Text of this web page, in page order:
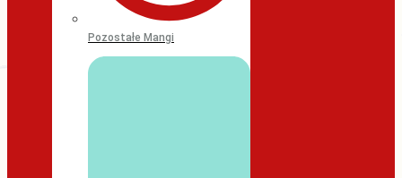
Pozostałe Mangi